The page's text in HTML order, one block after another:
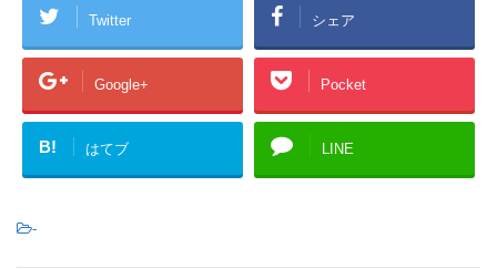
Twitter シェア
Google+ Pocket
B! はてブ LINE
-